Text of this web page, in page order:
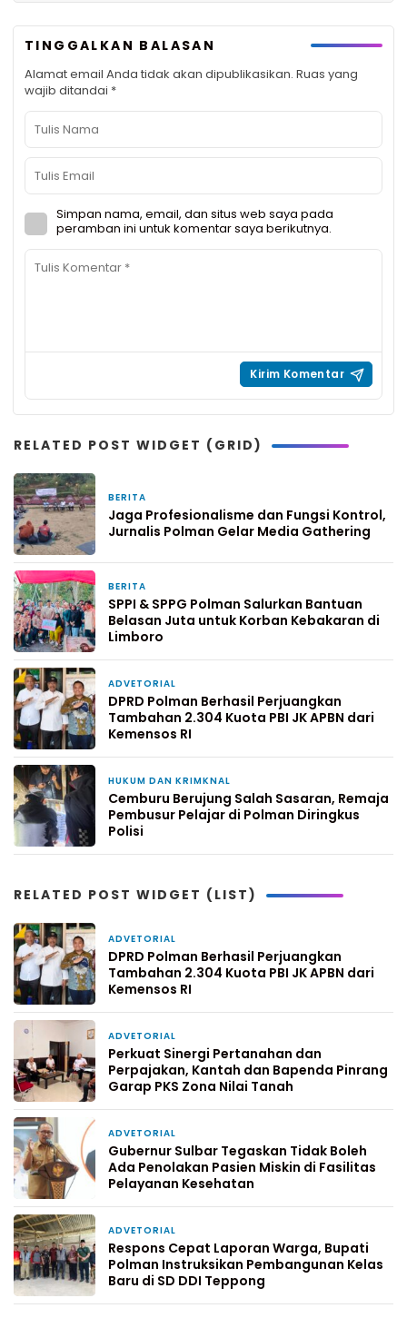
TINGGALKAN BALASAN
Alamat email Anda tidak akan dipublikasikan. Ruas yang
wajib ditandai *
Simpan nama, email, dan situs web saya pada
peramban ini untuk komentar saya berikutnya.
RELATED POST WIDGET (GRID)
BERITA
Jaga Profesionalisme dan Fungsi Kontrol,
Jurnalis Polman Gelar Media Gathering
BERITA
SPPI & SPPG Polman Salurkan Bantuan
Belasan Juta untuk Korban Kebakaran di
Limboro
ADVETORIAL
DPRD Polman Berhasil Perjuangkan
Tambahan 2.304 Kuota PBI JK APBN dari
Kemensos RI
HUKUM DAN KRIMKNAL
Cemburu Berujung Salah Sasaran, Remaja
Pembusur Pelajar di Polman Diringkus
Polisi
RELATED POST WIDGET (LIST)
ADVETORIAL
DPRD Polman Berhasil Perjuangkan
Tambahan 2.304 Kuota PBI JK APBN dari
Kemensos RI
ADVETORIAL
Perkuat Sinergi Pertanahan dan
Perpajakan, Kantah dan Bapenda Pinrang
Garap PKS Zona Nilai Tanah
ADVETORIAL
Gubernur Sulbar Tegaskan Tidak Boleh
Ada Penolakan Pasien Miskin di Fasilitas
Pelayanan Kesehatan
ADVETORIAL
Respons Cepat Laporan Warga, Bupati
Polman Instruksikan Pembangunan Kelas
Baru di SD DDI Teppong